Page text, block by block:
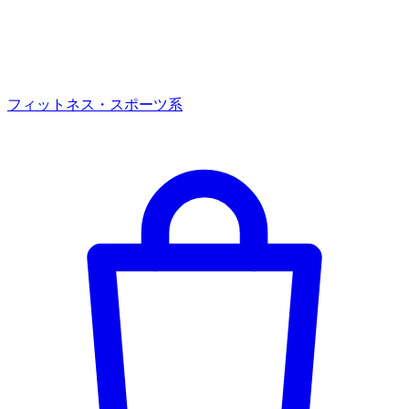
フィットネス・スポーツ系